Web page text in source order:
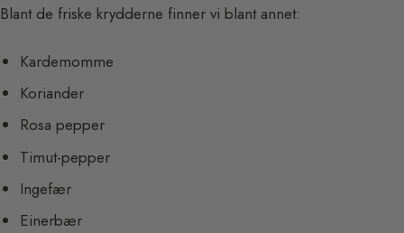
Blant de friske krydderne finner vi blant annet:
Kardemomme
Koriander
Rosa pepper
Timut-pepper
Ingefær
Einerbær